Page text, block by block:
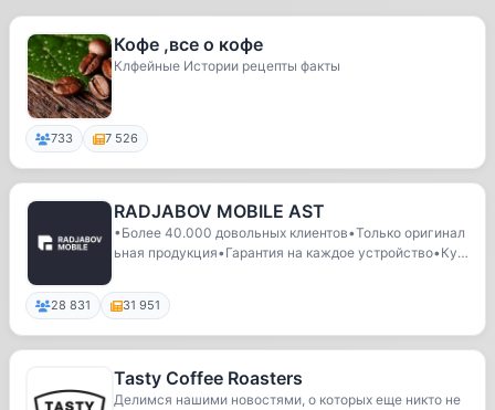
Кофе ,все о кофе
Клфейные Истории рецепты факты
733 7 526
RADJABOV MOBILE AST
•Более 40.000 довольных клиентов•Только оригинал
ьная продукция•Гарантия на каждое устройство•Куп
28 831 31 951
Tasty Coffee Roasters
Делимся нашими новостями, о которых еще никто не